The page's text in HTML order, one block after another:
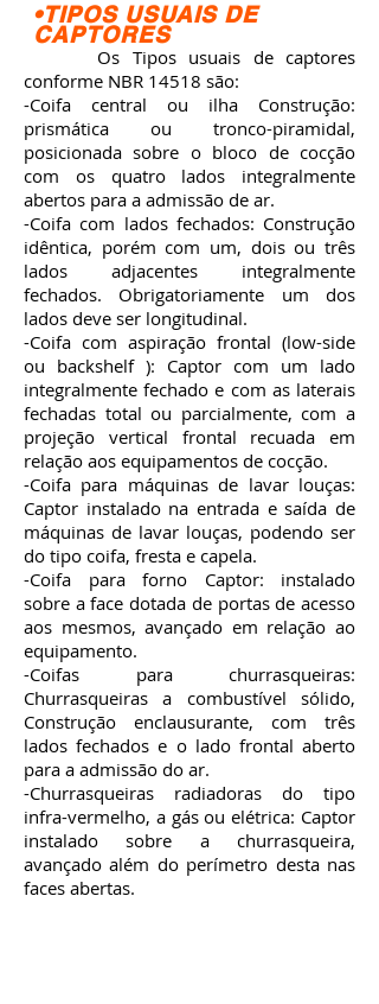
•TIPOS USUAIS DE
CAPTORES
Os Tipos usuais de captores
conforme NBR 14518 são:
-Coifa central ou ilha Construção:
prismática ou tronco-piramidal,
posicionada sobre o bloco de cocção
com os quatro lados integralmente
abertos para a admissão de ar.
-Coifa com lados fechados: Construção
idêntica, porém com um, dois ou três
lados adjacentes integralmente
fechados. Obrigatoriamente um dos
lados deve ser longitudinal.
-Coifa com aspiração frontal (low-side
ou backshelf ): Captor com um lado
integralmente fechado e com as laterais
fechadas total ou parcialmente, com a
projeção vertical frontal recuada em
relação aos equipamentos de cocção.
-Coifa para máquinas de lavar louças:
Captor instalado na entrada e saída de
máquinas de lavar louças, podendo ser
do tipo coifa, fresta e capela.
-Coifa para forno Captor: instalado
sobre a face dotada de portas de acesso
aos mesmos, avançado em relação ao
equipamento.
-Coifas para churrasqueiras:
Churrasqueiras a combustível sólido,
Construção enclausurante, com três
lados fechados e o lado frontal aberto
para a admissão do ar.
-Churrasqueiras radiadoras do tipo
infra-vermelho, a gás ou elétrica: Captor
instalado sobre a churrasqueira,
avançado além do perímetro desta nas
faces abertas.